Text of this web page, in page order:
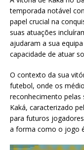
temporada notável
papel crucial na
suas atuações
ajudaram a sua
capacidade de atuar
O contexto da sua
futebol, onde os
reconhecimento pelas
Kaká, caracterizado
para futuros
a forma como o jogo